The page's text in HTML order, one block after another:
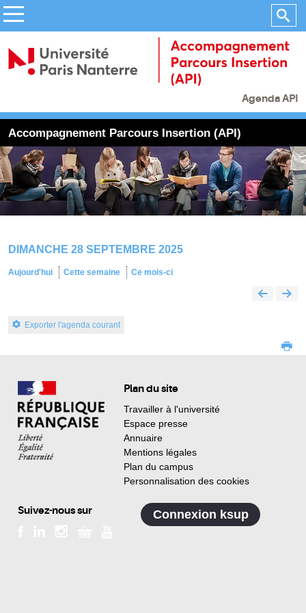
Agenda API
Accompagnement Parcours Insertion (API)
DIMANCHE 28 SEPTEMBRE 2025
Aujourd'hui Cette semaine Ce mois-ci
Exporter l'agenda courant
Plan du site
Travailler à l'université
Espace presse
Annuaire
Mentions légales
Plan du campus
Personnalisation des cookies
Suivez-nous sur Connexion ksup